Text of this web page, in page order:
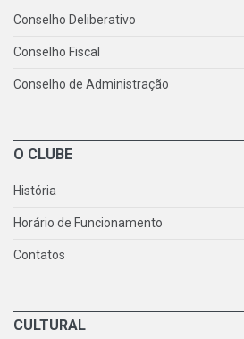
Conselho Deliberativo
Conselho Fiscal
Conselho de Administração
O CLUBE
História
Horário de Funcionamento
Contatos
CULTURAL